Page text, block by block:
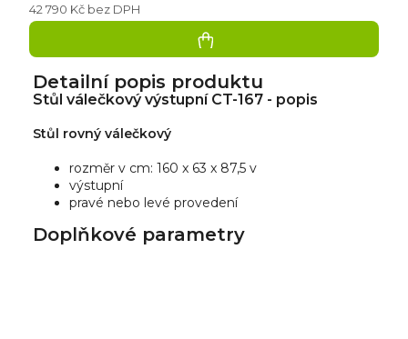
42 790 Kč bez DPH
Detailní popis produktu
Stůl válečkový výstupní CT-167 - popis
Stůl rovný válečkový
rozměr v cm: 160 x 63 x 87,5 v
výstupní
pravé nebo levé provedení
Doplňkové parametry